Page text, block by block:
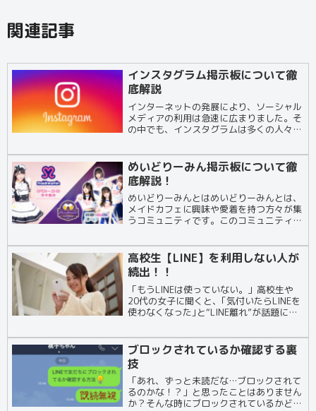
関連記事
インスタグラム掲示板について徹
底解説
インターネットの発展により、ソーシャル
メディアの利用は急速に広まりました。そ
の中でも、インスタグラムは多くの人々に
メントの投稿、他のユーザーとのコミュニ
ケーションなどが可能です。しかし、多く
の人々が気づ...
めいどりーみん掲示板について徹
底解説！
めいどりーみんとはめいどりーみんとは、
メイドカフェに興味や愛着を持つ方々が集
うコミュニティです。このコミュニティで
し、お互いに刺激を与え合います。また、
メイドカフェに関する情報交換やファン同
士の熱い交流...
高校生【LINE】を利用しない人が
続出！！
「もうLINEは使っていない。」高校生や
20代の女子に聞くと、｢気付いたらLINEを
使わなくなった｣と“LINE離れ”が話題に！
んなJKや、JDは何を使っているの
か・・・？それはやはり【Instagra...
ブロックされているか確認する裏
技
「あれ、ずっと未読だな…ブロックされて
るのかな！？」と思ったことはありません
か？そんな時にブロックされているかどう